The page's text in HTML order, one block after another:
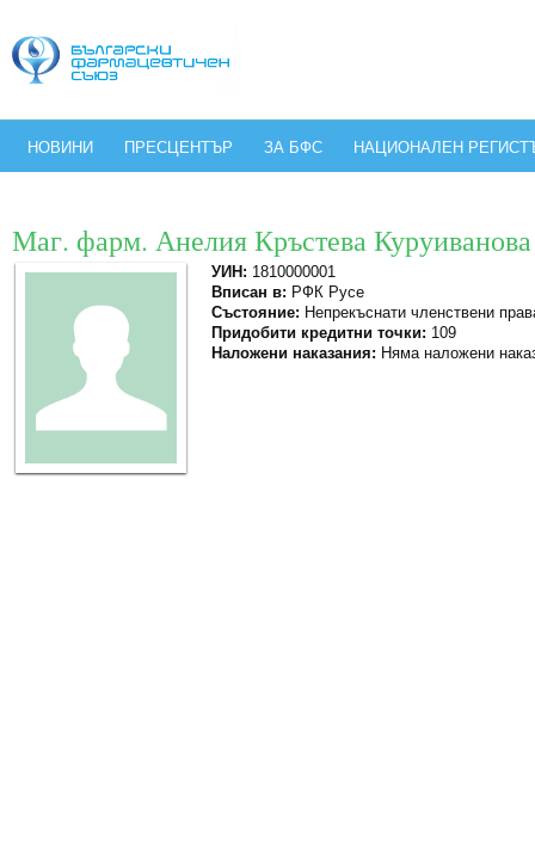
НОВИНИ ПРЕСЦЕНТЪР ЗА БФС НАЦИОНАЛЕН
Маг. фарм. Анелия Кръстева Куруиванова
УИН: 1810000001
Вписан в: РФК Русе
Състояние: Непрекъснати членствени
Придобити кредитни точки: 109
Наложени наказания: Няма наложени